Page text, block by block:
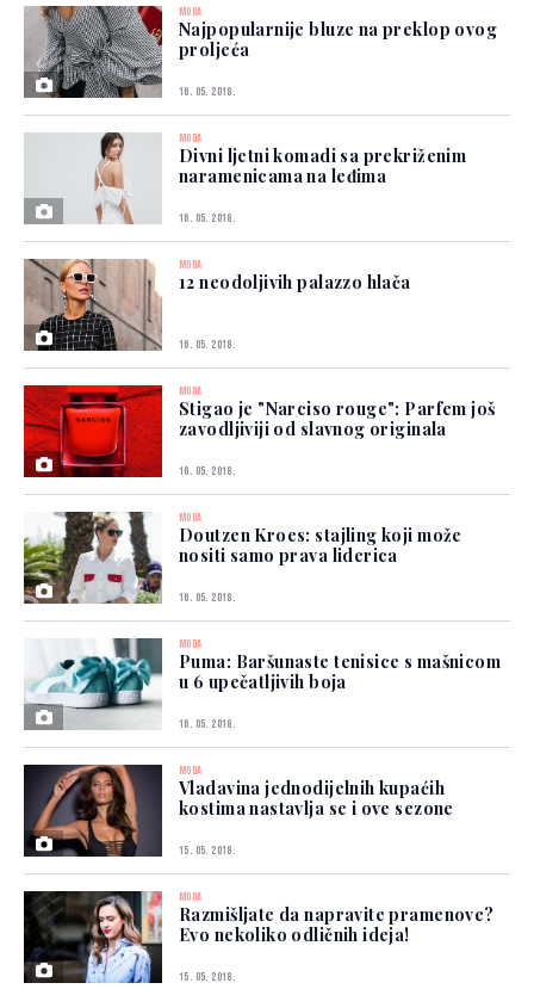
MODA
Najpopularnije bluze na preklop ovog
proljeća
16. 05. 2018.
MODA
Divni ljetni komadi sa prekriženim
naramenicama na leđima
16. 05. 2018.
MODA
12 neodoljivih palazzo hlača
16. 05. 2018.
MODA
Stigao je "Narciso rouge": Parfem još
zavodljiviji od slavnog originala
16. 05. 2018.
MODA
Doutzen Kroes: stajling koji može
nositi samo prava liderica
16. 05. 2018.
MODA
Puma: Baršunaste tenisice s mašnicom
u 6 upečatljivih boja
16. 05. 2018.
MODA
Vladavina jednodijelnih kupaćih
kostima nastavlja se i ove sezone
15. 05. 2018.
MODA
Razmišljate da napravite pramenove?
Evo nekoliko odličnih ideja!
15. 05. 2018.